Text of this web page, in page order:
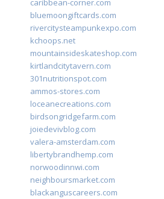
caribbean-corner.com
bluemoongiftcards.com
rivercitysteampunkexpo.com
kchoops.net
mountainsideskateshop.com
kirtlandcitytavern.com
301nutritionspot.com
ammos-stores.com
loceanecreations.com
birdsongridgefarm.com
joiedevivblog.com
valera-amsterdam.com
libertybrandhemp.com
norwoodinnwi.com
neighboursmarket.com
blackanguscareers.com